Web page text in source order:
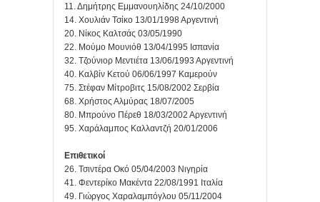
11. Δημήτρης Εμμανουηλίδης 24/10/2000
14. Χουλιάν Τσίκο 13/01/1998 Αργεντινή
20. Νίκος Καλτσάς 03/05/1990
22. Μούμο Μουνιόθ 13/04/1995 Ισπανία
32. Τζούνιορ Μεντιέτα 13/06/1993 Αργεντινή
40. Καλβίν Κετού 06/06/1997 Καμερούν
75. Στέφαν Μίτροβιτς 15/08/2002 Σερβία
68. Χρήστος Αλμύρας 18/07/2005
80. Μπρούνο Πέρεθ 18/03/2002 Αργεντινή
95. Χαράλαμπος Καλλαντζή 20/01/2006
Επιθετικοί
26. Τσιντέρα Οκό 05/04/2003 Νιγηρία
41. Φεντερίκο Μακέντα 22/08/1991 Ιταλία
49. Γιώργος Χαραλαμπόγλου 05/11/2004